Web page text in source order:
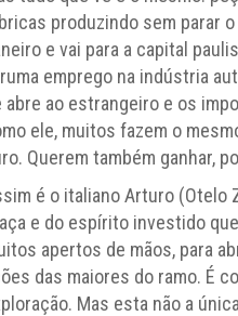
produzindo sem parar
e vai para a capital
emprego na indústria
abre ao estrangeiro e os
ele, muitos fazem o
Querem também ganhar,
é o italiano Arturo (Otelo
e do espírito investido
apertos de mãos, para
das maiores do ramo. É
Mas esta não a